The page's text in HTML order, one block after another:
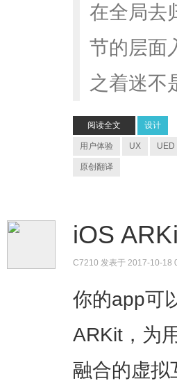
在全局去
节的层面
之着迷不
阅读全文 设计
用户体验 UX UED
原创翻译
iOS
C7210 发表于 2017-10-18
你的app可
ARKit，为
融合的虚拟